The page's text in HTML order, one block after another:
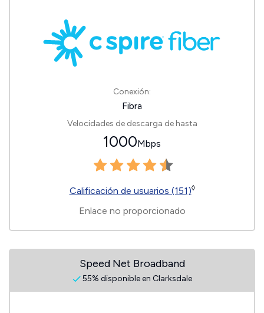
Conexión:
Fibra
Velocidades de descarga de hasta
1000Mbps
Calificación de usuarios (151)◊
Enlace no proporcionado
Speed Net Broadband
55% disponible en Clarksdale